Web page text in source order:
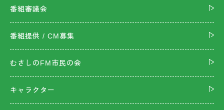
番組審議会
番組提供 / CM募集
むさしのFM市民の会
キャラクター